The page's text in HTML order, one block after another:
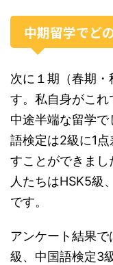
中期留学でど
次に１期（春期
す。私自身がこれ
中途半端な留学で
語検定は2級に1
すことができま
人たちはHSK5級
です。
アンケート結果
級、中国語検定3